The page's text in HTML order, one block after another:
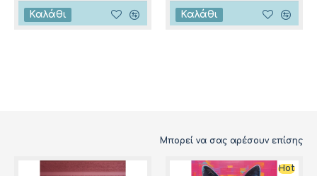
Καλάθι Καλάθι
Μπορεί να σας αρέσουν επίσης
Hot